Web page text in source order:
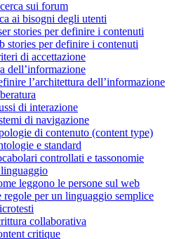
sui forum
ai bisogni degli utenti
stories per definire i contenuti
stories per definire i contenuti
di accettazione
dell’informazione
l’architettura dell’informazione
di interazione
di navigazione
di contenuto (content type)
e standard
controllati e tassonomie
leggono le persone sul web
regole per un linguaggio semplice
collaborativa
critique